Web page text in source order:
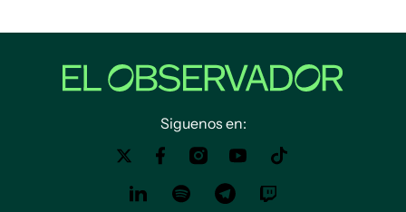
Siguenos en: